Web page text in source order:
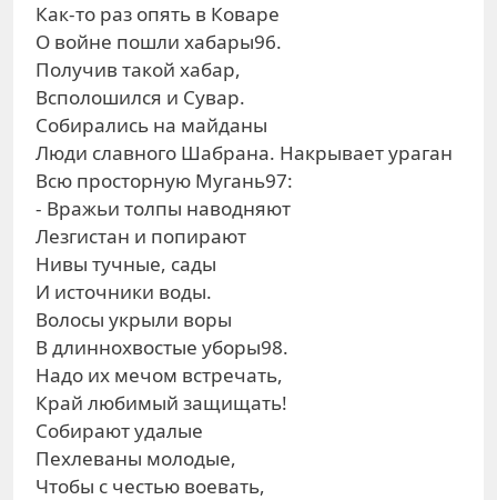
Как-то раз опять в Коваре
О войне пошли хабары96.
Получив такой хабар,
Всполошился и Сувар.
Собирались на майданы
Люди славного Шабрана. Накрывает ураган
Всю просторную Мугань97:
- Вражьи толпы наводняют
Лезгистан и попирают
Нивы тучные, сады
И источники воды.
Волосы укрыли воры
В длиннохвостые уборы98.
Надо их мечом встречать,
Край любимый защищать!
Собирают удалые
Пехлеваны молодые,
Чтобы с честью воевать,